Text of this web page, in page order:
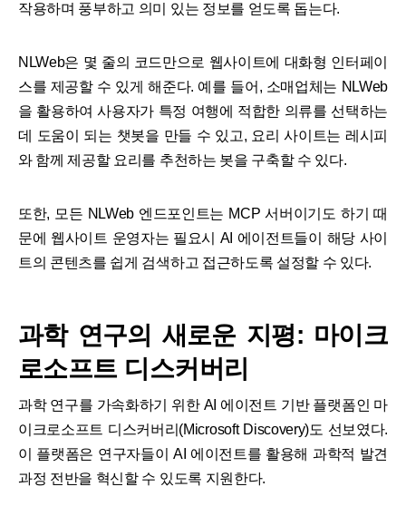
작용하며 풍부하고 의미 있는 정보를 얻도록 돕는다.
NLWeb은 몇 줄의 코드만으로 웹사이트에 대화형 인터페이
스를 제공할 수 있게 해준다. 예를 들어, 소매업체는 NLWeb
을 활용하여 사용자가 특정 여행에 적합한 의류를 선택하는
데 도움이 되는 챗봇을 만들 수 있고, 요리 사이트는 레시피
와 함께 제공할 요리를 추천하는 봇을 구축할 수 있다.
또한, 모든 NLWeb 엔드포인트는 MCP 서버이기도 하기 때
문에 웹사이트 운영자는 필요시 AI 에이전트들이 해당 사이
트의 콘텐츠를 쉽게 검색하고 접근하도록 설정할 수 있다.
과학 연구의 새로운 지평: 마이크
로소프트 디스커버리
과학 연구를 가속화하기 위한 AI 에이전트 기반 플랫폼인 마
이크로소프트 디스커버리(Microsoft Discovery)도 선보였다.
이 플랫폼은 연구자들이 AI 에이전트를 활용해 과학적 발견
과정 전반을 혁신할 수 있도록 지원한다.